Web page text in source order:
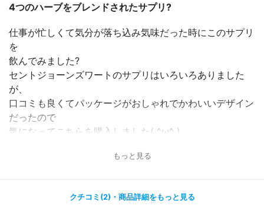
4つのハーブをブレンドされたサプリ?
仕事が忙しくて気分が落ち込み気味だった時にこのサプリ
を
飲んでみました?
セントジョーンズワートのサプリはいろいろありました
が、
口コミも良くてパッケージがおしゃれでかわいいデザイン
だったので
気になってこちらを購入しました( ^ω^ )
このサプリは国内の工場で製造されているので、安心して
もっと見る
クチコミ(2)・商品詳細をもっと見る